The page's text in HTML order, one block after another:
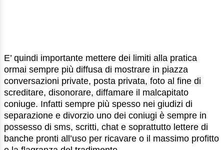
E’ quindi importante mettere dei limiti alla pratica
ormai sempre più diffusa di mostrare in piazza
conversazioni private, posta privata, foto al fine di
screditare, disonorare, diffamare il malcapitato
coniuge. Infatti sempre più spesso nei giudizi di
separazione e divorzio uno dei coniugi è sempre in
possesso di sms, scritti, chat e soprattutto lettere di
banche pronti all’uso per ricavare o il massimo profitto